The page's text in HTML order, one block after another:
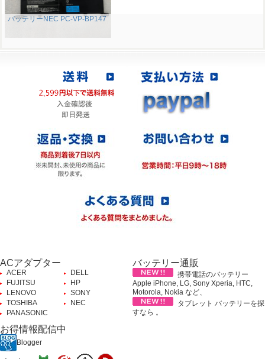
バッテリーNEC PC-VP-BP147
ACアダプター
ACER
DELL
FUJITSU
HP
LENOVO
SONY
TOSHIBA
NEC
PANASONIC
バッテリー通販
携帯電話のバッテリー
Apple iPhone, LG, Sony Xperia, HTC,
Motorola, Nokia など、
タブレット バッテリーを探
すなら 。
お得情報配信中
Blogger